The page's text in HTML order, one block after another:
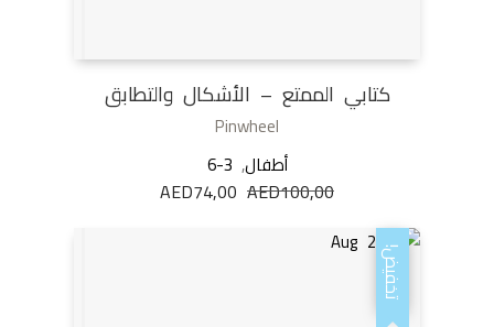
كتابي الممتع – الأشكال والتطابق
Pinwheel
أطفال,
6-3
AED100,00
السعرAED74,00
تخفيض!